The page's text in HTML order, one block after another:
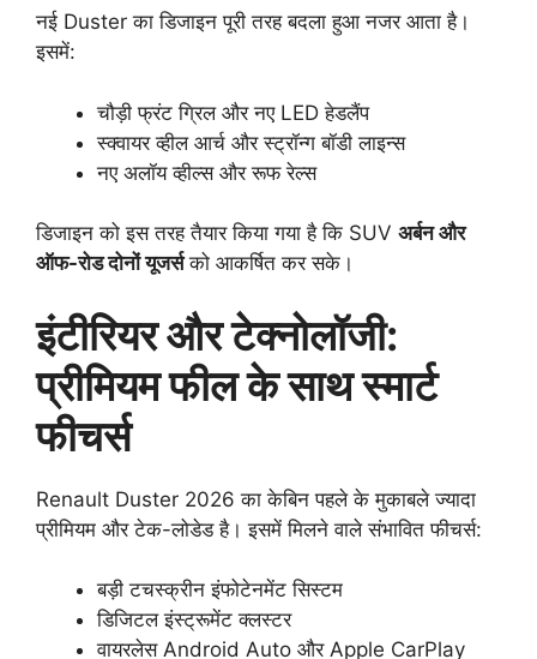
नई Duster का डिजाइन पूरी तरह बदला हुआ नजर आता है।
इसमें:
चौड़ी फ्रंट ग्रिल और नए LED हेडलैंप
स्क्वायर व्हील आर्च और स्ट्रॉन्ग बॉडी लाइन्स
नए अलॉय व्हील्स और रूफ रेल्स
डिजाइन को इस तरह तैयार किया गया है कि SUV अर्बन और
ऑफ-रोड दोनों यूजर्सको आकर्षित कर सके।
इंटीरियर और टेक्नोलॉजी:
प्रीमियम फील के साथ स्मार्ट
फीचर्स
Renault Duster 2026 का केबिन पहले के मुकाबले ज्यादा
प्रीमियम और टेक-लोडेड है। इसमें मिलने वाले संभावित फीचर्स:
बड़ी टचस्क्रीन इंफोटेनमेंट सिस्टम
डिजिटल इंस्ट्रूमेंट क्लस्टर
वायरलेस Android Auto और Apple CarPlay